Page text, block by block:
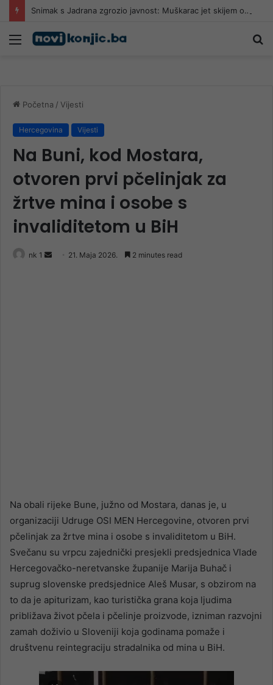
Snimak s Jadrana zgrozio javnost: Muškarac jet skijem ometao avione koji su gasili požar
Meni
Početna / Vijesti
Hercegovina Vijesti
Na Buni, kod Mostara,
otvoren prvi pčelinjak za
žrtve mina i osobe s
invaliditetom u BiH
nk 1
Send 21. Maja 2026. 2 minutes read
Na obali rijeke Bune, južno od Mostara, danas je, u
organizaciji Udruge OSI MEN Hercegovine, otvoren prvi
pčelinjak za žrtve mina i osobe s invaliditetom u BiH.
Svečanu su vrpcu zajednički presjekli predsjednica Vlade
Hercegovačko-neretvanske županije Marija Buhač i
suprug slovenske predsjednice Aleš Musar, s obzirom na
to da je apiturizam, kao turistička grana koja ljudima
približava život pčela i pčelinje proizvode, izniman razvojni
zamah doživio u Sloveniji koja godinama pomaže i
društvenu reintegraciju stradalnika od mina u BiH.